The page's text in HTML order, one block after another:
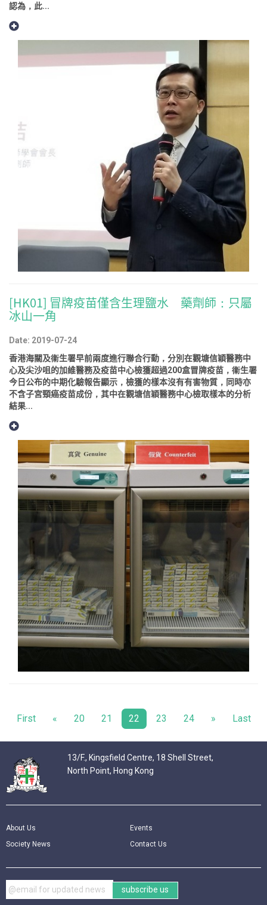
認為，此...
[HK01] 冒牌疫苗僅含生理鹽水 藥劑師：只屬
冰山一角
Date: 2019-07-24
香港海關及衞生署早前兩度進行聯合行動，分別在觀塘信穎醫務中
心及尖沙咀的加維醫務及疫苗中心檢獲超過200盒冒牌疫苗，衞生署
今日公布的中期化驗報告顯示，檢獲的樣本沒有有害物質，同時亦
不含子宮頸癌疫苗成份，其中在觀塘信穎醫務中心檢取樣本的分析
結果...
First « 20 21 22 23 24 » Last
13/F., Kingsfield Centre, 18 Shell Street,
North Point, Hong Kong
About Us
Society News
Events
Contact Us
subscribe us